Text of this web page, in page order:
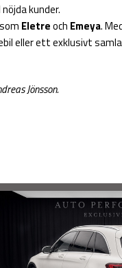
kunder.
Eletreoch Emeya.
eller ett exklusivt
Jönsson.